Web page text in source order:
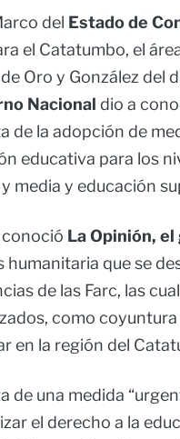
del Estado de
el Catatumbo, el
Oro y González del
Nacional dio a
de la adopción de
educativa para los
media y educación
La Opinión,
humanitaria que se
de las Farc, las
como
en la región del
de una medida
el derecho a la